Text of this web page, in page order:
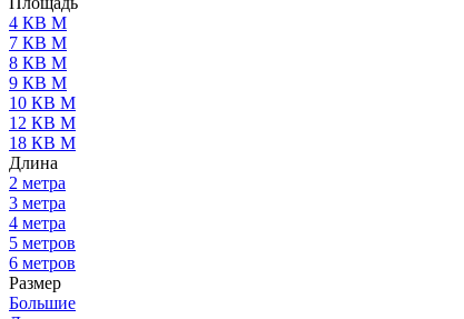
4 КВ М
7 КВ М
8 КВ М
9 КВ М
10 КВ М
12 КВ М
18 КВ М
Длина
2 метра
3 метра
4 метра
5 метров
6 метров
Размер
Большие